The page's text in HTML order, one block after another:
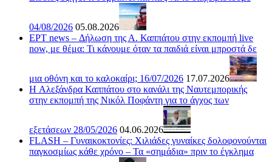
04/08/2026 05.08.2026
ΕΡΤ news – Δήλωση της Α. Καππάτου στην εκπομπή live
now, με θέμα: Τι κάνουμε όταν τα παιδιά είναι μπροστά δε
μια οθόνη και το καλοκαίρι; 16/07/2026 17.07.2026
H Αλεξάνδρα Καππάτου στο κανάλι της Ναυτεμπορικής
στην εκπομπή της Νικόλ Ποφάντη για το άγχος των
εξετάσεων 28/05/2026 04.06.2026
FLASH – Γυναικοκτονίες: Χιλιάδες γυναίκες δολοφονούνται
παγκοσμίως κάθε χρόνο – Τα «σημάδια» πριν το έγκλημα